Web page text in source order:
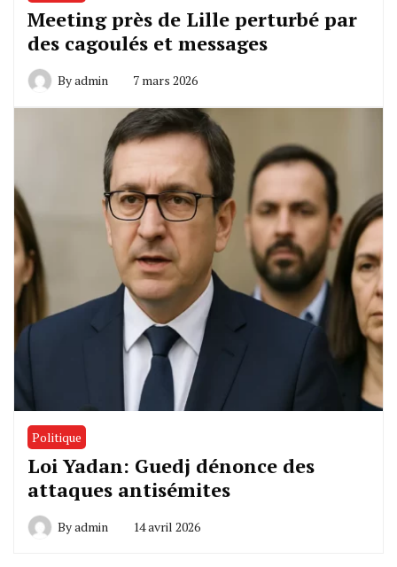
Meeting près de Lille perturbé par
des cagoulés et messages
Byadmin 7 mars 2026
Politique
Loi Yadan: Guedj dénonce des
attaques antisémites
Byadmin 14 avril 2026